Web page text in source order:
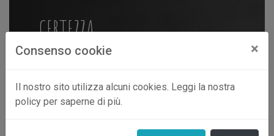
Consenso cookie ×
Il nostro sito utilizza alcuni cookies. Leggi la nostra
policy per saperne di più.
CERTEZZA
che sei l’uomo della mia vita!